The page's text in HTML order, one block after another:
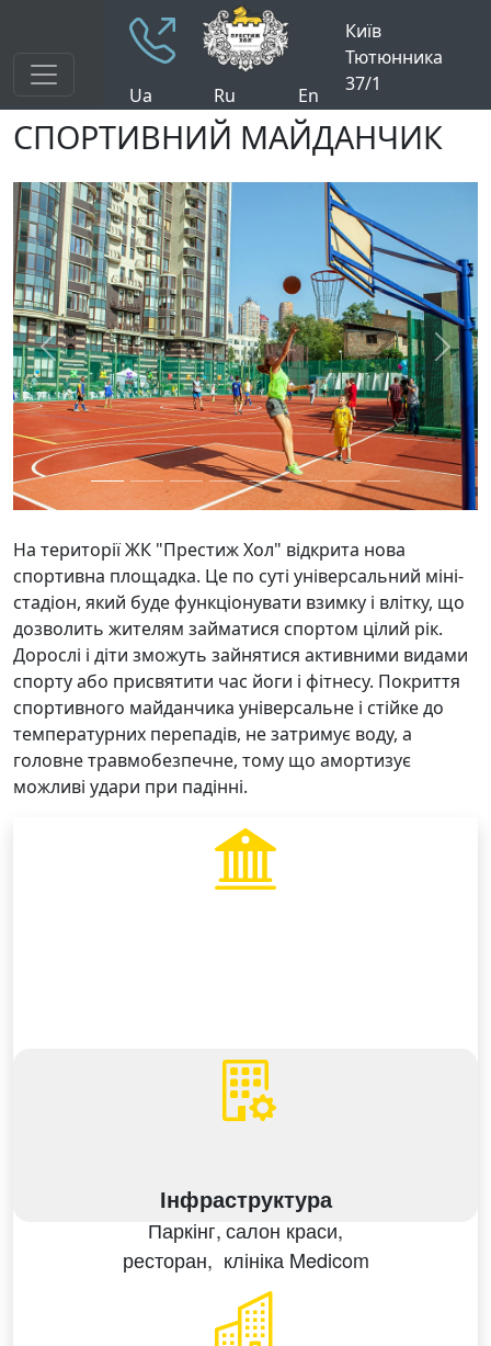
Ua Ru En
Київ
Тютюнника
37/1
СПОРТИВНИЙ МАЙДАНЧИК
Previous Next
На території ЖК "Престиж Хол" відкрита нова
спортивна площадка. Це по суті універсальний міні-
стадіон, який буде функціонувати взимку і влітку, що
дозволить жителям займатися спортом цілий рік.
Дорослі і діти зможуть зайнятися активними видами
спорту або присвятити час йоги і фітнесу. Покриття
спортивного майданчика універсальне і стійке до
температурних перепадів, не затримує воду, а
головне травмобезпечне, тому що амортизує
можливі удари при падінні.
Інфраструктура
Паркінг,салон краси,
ресторан, клініка Medicom